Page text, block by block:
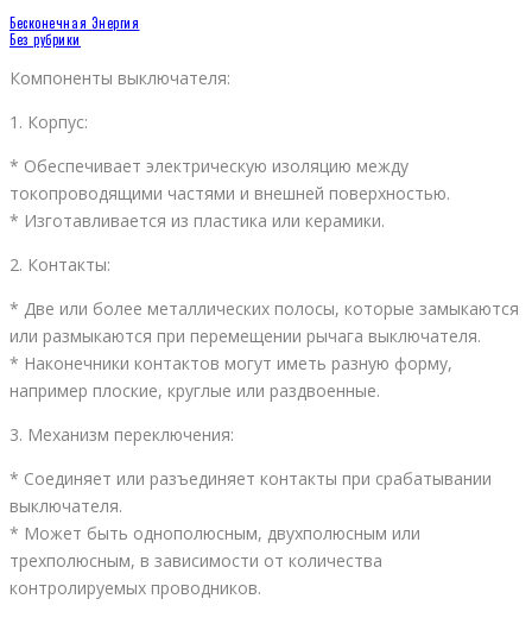
Бесконечная Энергия
Без рубрики
Компоненты выключателя:
1. Корпус:
* Обеспечивает электрическую изоляцию между
токопроводящими частями и внешней поверхностью.
* Изготавливается из пластика или керамики.
2. Контакты:
* Две или более металлических полосы, которые замыкаются
или размыкаются при перемещении рычага выключателя.
* Наконечники контактов могут иметь разную форму,
например плоские, круглые или раздвоенные.
3. Механизм переключения:
* Соединяет или разъединяет контакты при срабатывании
выключателя.
* Может быть однополюсным, двухполюсным или
трехполюсным, в зависимости от количества
контролируемых проводников.